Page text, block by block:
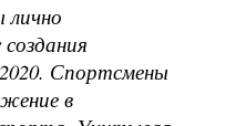
лично
Спортсмены
в